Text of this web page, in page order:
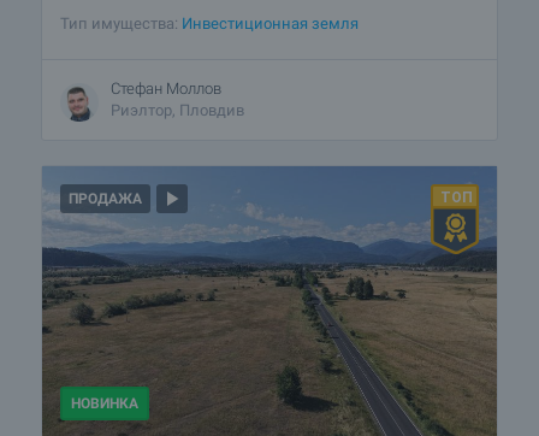
Тип имущества: Инвестиционная земля
Стефан Моллов
Риэлтор, Пловдив
ПРОДАЖА
НОВИНКА